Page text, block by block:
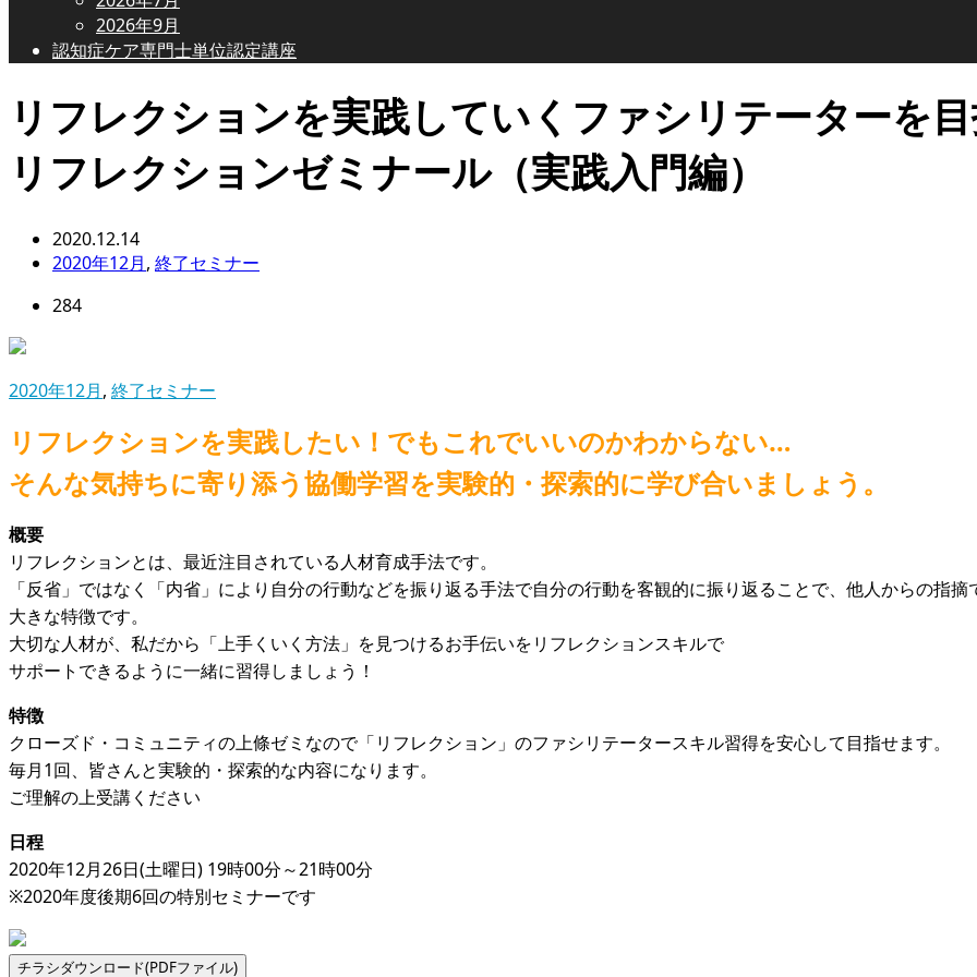
2026年9月
認知症ケア専門士単位認定講座
リフレクションを実践していくファシリテーターを
リフレクションゼミナール（実践入門編）
2020.12.14
2020年12月, 終了セミナー
284
2020年12月, 終了セミナー
リフレクションを実践したい！でもこれでいいのかわからない…
そんな気持ちに寄り添う協働学習を実験的・探索的に学び合いましょう。
概要
リフレクションとは、最近注目されている人材育成手法です。
「反省」ではなく「内省」により自分の行動などを振り返る手法で自分の行動を客観的に振り返ることで、他人からの指
大きな特徴です。
大切な人材が、私だから「上手くいく方法」を見つけるお手伝いをリフレクションスキルで
サポートできるように一緒に習得しましょう！
特徴
クローズド・コミュニティの上條ゼミなので「リフレクション」のファシリテータースキル習得を安心して目指せます。
毎月1回、皆さんと実験的・探索的な内容になります。
ご理解の上受講ください
日程
2020年12月26日(土曜日) 19時00分～21時00分
※2020年度後期6回の特別セミナーです